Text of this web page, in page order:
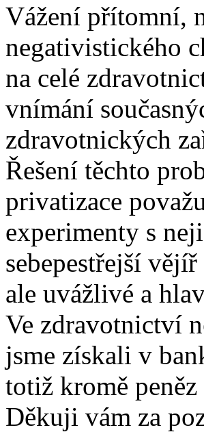
Vážení přítomní,
negativistického
na celé
vnímání
zdravotnických
Řešení těchto
privatizace
experimenty s
sebepestřejší
ale uvážlivé a
Ve zdravotnictví
jsme získali v
totiž kromě
Děkuji vám za